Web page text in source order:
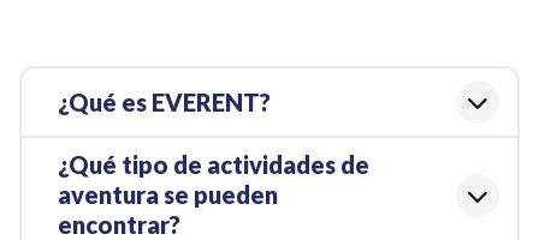
¿Qué es EVERENT?
¿Qué tipo de actividades de
aventura se pueden
encontrar?